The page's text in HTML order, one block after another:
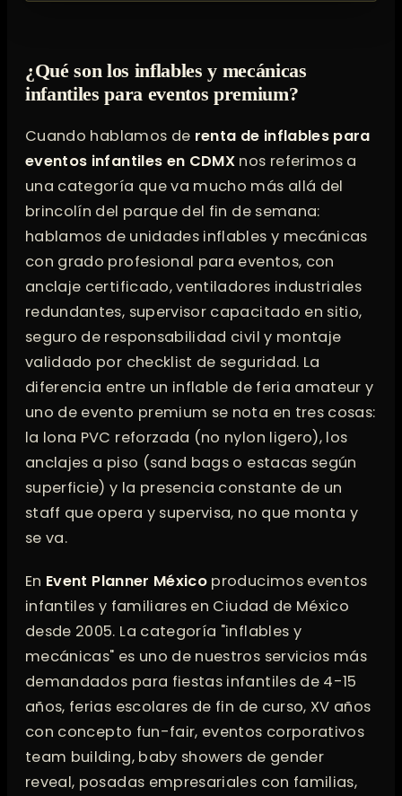
¿Qué son los inflables y mecánicas
infantiles para eventos premium?
Cuando hablamos de renta de inflables para
eventos infantiles en CDMX nos referimos a
una categoría que va mucho más allá del
brincolín del parque del fin de semana:
hablamos de unidades inflables y mecánicas
con grado profesional para eventos, con
anclaje certificado, ventiladores industriales
redundantes, supervisor capacitado en sitio,
seguro de responsabilidad civil y montaje
validado por checklist de seguridad. La
diferencia entre un inflable de feria amateur y
uno de evento premium se nota en tres cosas:
la lona PVC reforzada (no nylon ligero), los
anclajes a piso (sand bags o estacas según
superficie) y la presencia constante de un
staff que opera y supervisa, no que monta y
se va.
En Event Planner México producimos eventos
infantiles y familiares en Ciudad de México
desde 2005. La categoría "inflables y
mecánicas" es uno de nuestros servicios más
demandados para fiestas infantiles de 4-15
años, ferias escolares de fin de curso, XV años
con concepto fun-fair, eventos corporativos
team building, baby showers de gender
reveal, posadas empresariales con familias,